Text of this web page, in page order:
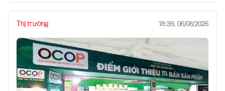
Thị trường 18:39, 06/08/2026